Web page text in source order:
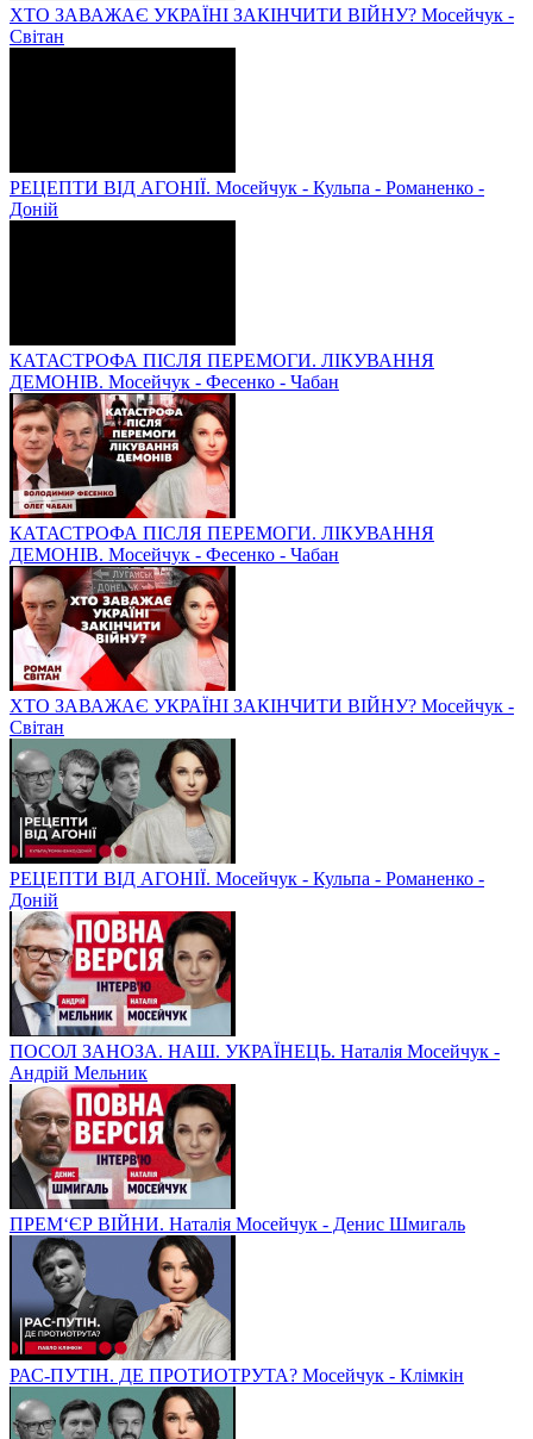
ХТО ЗАВАЖАЄ УКРАЇНІ ЗАКІНЧИТИ ВІЙНУ? Мосейчук -
Світан
РЕЦЕПТИ ВІД АГОНІЇ. Мосейчук - Кульпа - Романенко -
Доній
КАТАСТРОФА ПІСЛЯ ПЕРЕМОГИ. ЛІКУВАННЯ
ДЕМОНІВ. Мосейчук - Фесенко - Чабан
КАТАСТРОФА ПІСЛЯ ПЕРЕМОГИ. ЛІКУВАННЯ
ДЕМОНІВ. Мосейчук - Фесенко - Чабан
ХТО ЗАВАЖАЄ УКРАЇНІ ЗАКІНЧИТИ ВІЙНУ? Мосейчук -
Світан
РЕЦЕПТИ ВІД АГОНІЇ. Мосейчук - Кульпа - Романенко -
Доній
ПОСОЛ ЗАНОЗА. НАШ. УКРАЇНЕЦЬ. Наталія Мосейчук -
Андрій Мельник
ПРЕМ‘ЄР ВІЙНИ. Наталія Мосейчук - Денис Шмигаль
РАС-ПУТІН. ДЕ ПРОТИОТРУТА? Мосейчук - Клімкін